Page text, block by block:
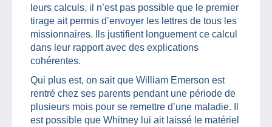
leurs calculs, il n’est pas possible que le premier
tirage ait permis d’envoyer les lettres de tous les
missionnaires. Ils justifient longuement ce calcul
dans leur rapport avec des explications
cohérentes.
Qui plus est, on sait que William Emerson est
rentré chez ses parents pendant une période de
plusieurs mois pour se remettre d’une maladie. Il
est possible que Whitney lui ait laissé le matériel